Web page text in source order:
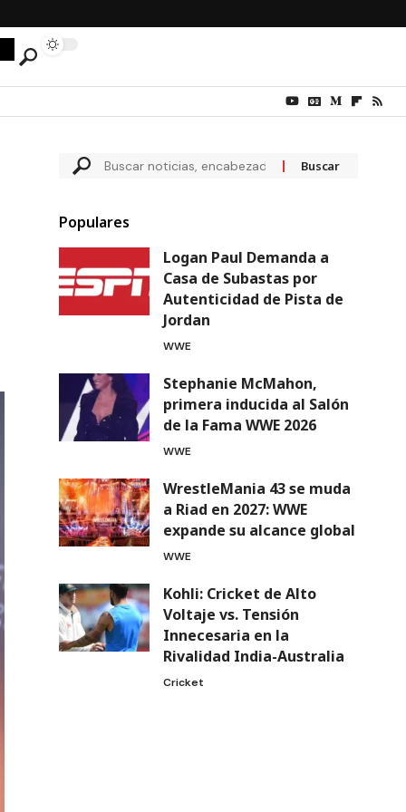
Populares
Logan Paul Demanda a
Casa de Subastas por
Autenticidad de Pista de
Jordan
WWE
Stephanie McMahon,
primera inducida al Salón
de la Fama WWE 2026
WWE
WrestleMania 43 se muda
a Riad en 2027: WWE
expande su alcance global
WWE
Kohli: Cricket de Alto
Voltaje vs. Tensión
Innecesaria en la
Rivalidad India-Australia
Cricket